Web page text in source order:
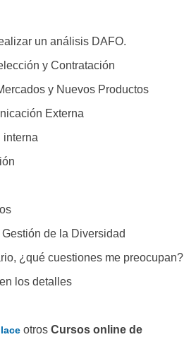
un análisis DAFO.
y Contratación
y Nuevos Productos
Externa
interna
de la Diversidad
¿qué cuestiones me preocupan?
los detalles
otros Cursos online de